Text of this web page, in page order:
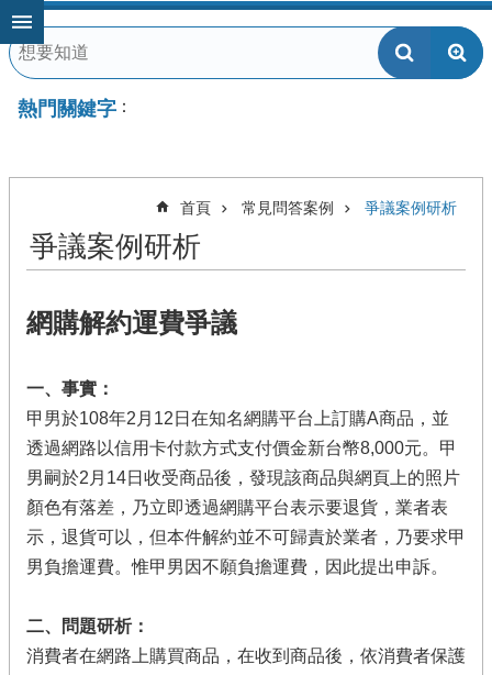
跳到主要內容區塊
熱門關鍵字
首頁 常見問答案例 爭議案例研析
爭議案例研析
網購解約運費爭議
一、事實：
甲男於108年2月12日在知名網購平台上訂購A商品，並
透過網路以信用卡付款方式支付價金新台幣8,000元。甲
男嗣於2月14日收受商品後，發現該商品與網頁上的照片
顏色有落差，乃立即透過網購平台表示要退貨，業者表
示，退貨可以，但本件解約並不可歸責於業者，乃要求甲
男負擔運費。惟甲男因不願負擔運費，因此提出申訴。
二、問題研析：
消費者在網路上購買商品，在收到商品後，依消費者保護